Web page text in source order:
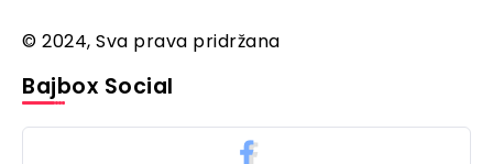
© 2024, Sva prava pridržana
Bajbox Social